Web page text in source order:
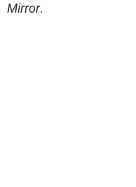
Mirror.